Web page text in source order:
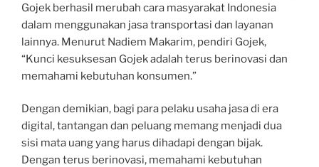
Gojek berhasil merubah cara masyarakat Indonesia
dalam menggunakan jasa transportasi dan layanan
lainnya. Menurut Nadiem Makarim, pendiri Gojek,
“Kunci kesuksesan Gojek adalah terus berinovasi dan
memahami kebutuhan konsumen.”
Dengan demikian, bagi para pelaku usaha jasa di era
digital, tantangan dan peluang memang menjadi dua
sisi mata uang yang harus dihadapi dengan bijak.
Dengan terus berinovasi, memahami kebutuhan